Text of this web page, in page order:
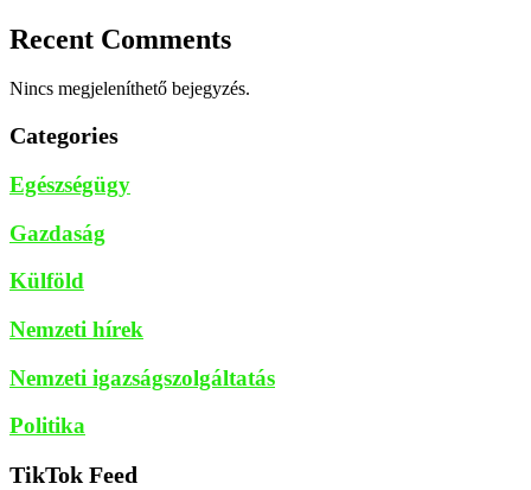
Recent Comments
Nincs megjeleníthető bejegyzés.
Categories
Egészségügy
Gazdaság
Külföld
Nemzeti hírek
Nemzeti igazságszolgáltatás
Politika
TikTok Feed